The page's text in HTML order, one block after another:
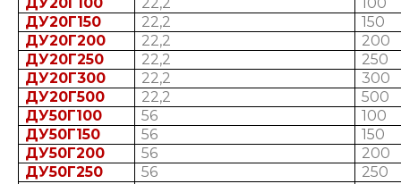
ДУ20Г100
22,2
100
ДУ20Г150
22,2
150
ДУ20Г200
22,2
200
ДУ20Г250
22,2
250
ДУ20Г300
22,2
300
ДУ20Г500
22,2
500
ДУ50Г100
56
100
ДУ50Г150
56
150
ДУ50Г200
56
200
ДУ50Г250
56
250